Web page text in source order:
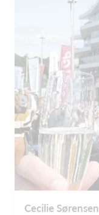
Cecilie Sørensen